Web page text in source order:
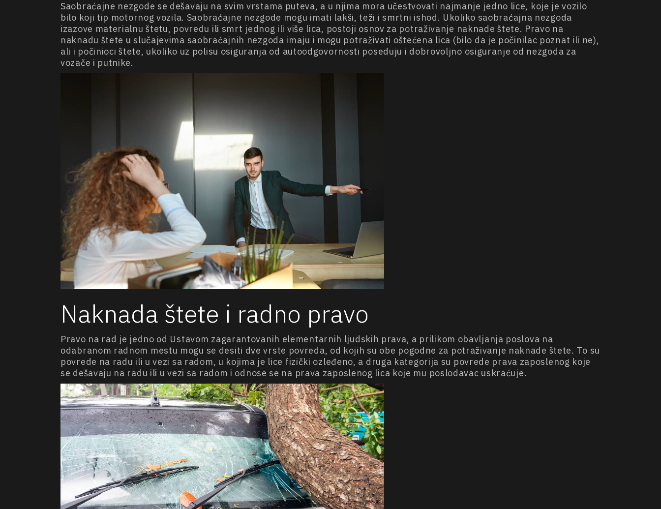
Saobraćajne nezgode se dešavaju na svim vrstama puteva, a u njima mora učestvovati najmanje jedno lice, koje je vozilo
bilo koji tip motornog vozila. Saobraćajne nezgode mogu imati lakši, teži i smrtni ishod. Ukoliko saobraćajna nezgoda
izazove materialnu štetu, povredu ili smrt jednog ili više lica, postoji osnov za potraživanje naknade štete. Pravo na
naknadu štete u slučajevima saobraćajnih nezgoda imaju i mogu potraživati oštećena lica (bilo da je počinilac poznat ili ne),
ali i počinioci štete, ukoliko uz polisu osiguranja od autoodgovornosti poseduju i dobrovoljno osiguranje od nezgoda za
vozače i putnike.
Naknada štete i radno pravo
Pravo na rad je jedno od Ustavom zagarantovanih elementarnih ljudskih prava, a prilikom obavljanja poslova na
odabranom radnom mestu mogu se desiti dve vrste povreda, od kojih su obe pogodne za potraživanje naknade štete. To su
povrede na radu ili u vezi sa radom, u kojima je lice fizički ozleđeno, a druga kategorija su povrede prava zaposlenog koje
se dešavaju na radu ili u vezi sa radom i odnose se na prava zaposlenog lica koje mu poslodavac uskraćuje.